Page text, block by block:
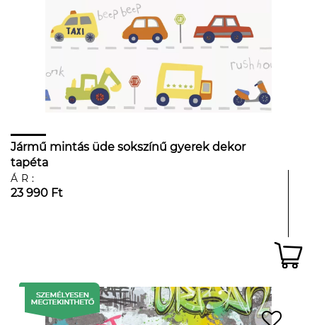
Jármű mintás üde sokszínű gyerek dekor
tapéta
ÁR:
23 990 Ft